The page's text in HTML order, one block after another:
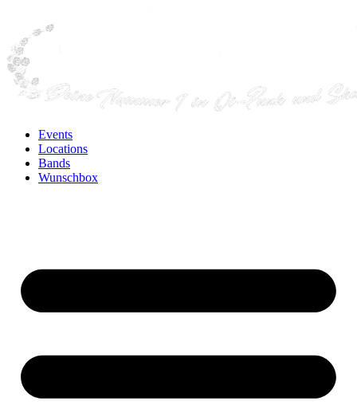
Events
Locations
Bands
Wunschbox